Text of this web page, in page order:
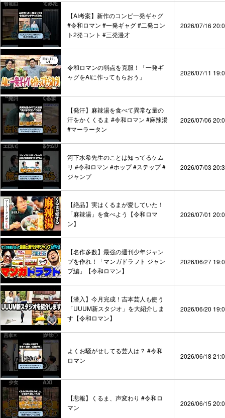
【AI考案】新作のコンビ一発ギャグ
#令和ロマン #一発ギャグ #二発コン
ト2発コント #三発漫才
2026/07/16
令和ロマンの弱点を克服！「一発ギ
ャグをAIに作ってもらおう」
2026/07/11
【発汗】麻辣湯を食べて異常な量の
汗をかくくるま #令和ロマン #麻辣湯
#マーラータン
2026/07/06
河下水希先生のことは知ってるケム
リ #令和ロマン #ホップ #ステップ #
ジャンプ
2026/07/03
【絶品】実はくるまが愛していた！
「麻辣湯」を食べよう【令和ロマ
ン】
2026/07/01
【名作多数】最強の週刊少年ジャン
プを作れ！「マンガドラフト ジャン
プ編」【令和ロマン】
2026/06/27
【潜入】今月完成！吉本芸人も使う
「UUUM新スタジオ」を大紹介しま
す【令和ロマン】
2026/06/20
よくお騒がせしてる芸人は？ #令和
ロマン
2026/06/18
【悲報】くるま、声変わり #令和ロ
マン
2026/06/15